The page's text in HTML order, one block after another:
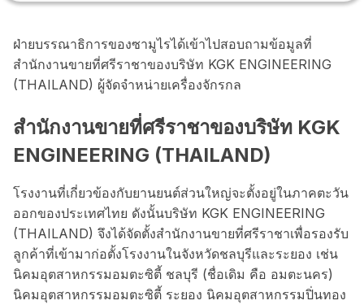
ฝ่ายบรรณาธิการของซามูไรได้เข้าไปสอบถามข้อมูลที่
สำนักงานขายที่ศรีราชาของบริษัท KGK ENGINEERING
(THAILAND) ผู้จัดจำหน่ายเครื่องจักรกล
สำนักงานขายที่ศรีราชาของบริษัท KGK
ENGINEERING (THAILAND)
โรงงานที่เกี่ยวข้องกับยานยนต์ส่วนใหญ่จะตั้งอยู่ในภาคตะวัน
ออกของประเทศไทย ดังนั้นบริษัท KGK ENGINEERING
(THAILAND) จึงได้จัดตั้งสำนักงานขายที่ศรีราชาเพื่อรองรับ
ลูกค้าที่เข้ามาก่อตั้งโรงงานในจังหวัดชลบุรีและระยอง เช่น
นิคมอุตสาหกรรมอมตะซิตี้ ชลบุรี (ชื่อเดิม คือ อมตะนคร)
นิคมอุตสาหกรรมอมตะซิตี้ ระยอง นิคมอุตสาหกรรมปิ่นทอง